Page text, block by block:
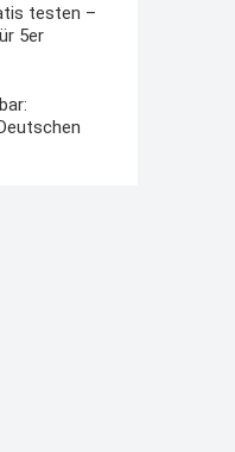
testen –
5er